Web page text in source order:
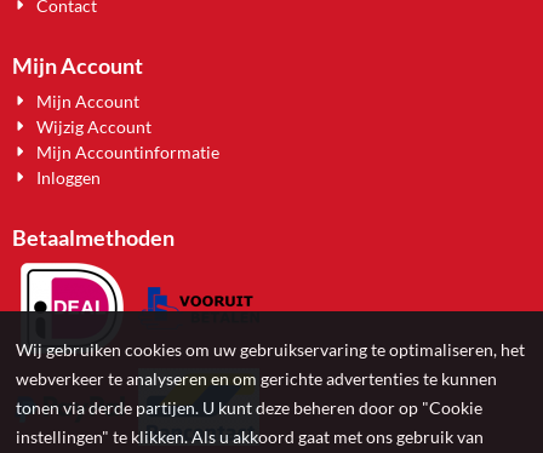
Contact
Mijn Account
Mijn Account
Wijzig Account
Mijn Accountinformatie
Inloggen
Betaalmethoden
Wij gebruiken cookies om uw gebruikservaring te optimaliseren, het
webverkeer te analyseren en om gerichte advertenties te kunnen
tonen via derde partijen. U kunt deze beheren door op "Cookie
instellingen" te klikken. Als u akkoord gaat met ons gebruik van